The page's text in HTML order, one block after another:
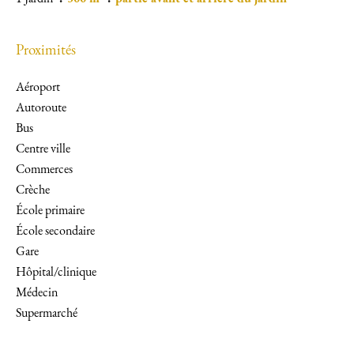
Proximités
Aéroport
Autoroute
Bus
Centre ville
Commerces
Crèche
École primaire
École secondaire
Gare
Hôpital/clinique
Médecin
Supermarché